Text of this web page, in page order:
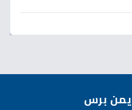
يمن برس